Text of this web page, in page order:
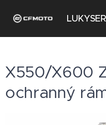
X550/X600
ochranný